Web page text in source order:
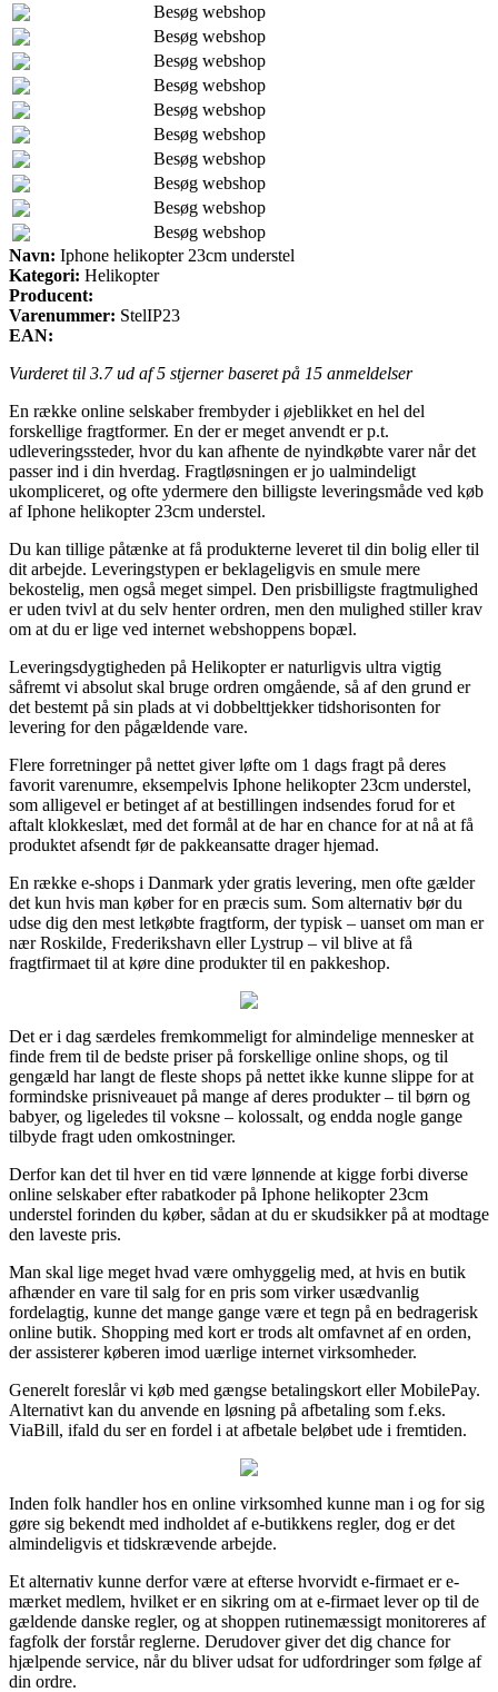
Besøg webshop
Besøg webshop
Besøg webshop
Besøg webshop
Besøg webshop
Besøg webshop
Besøg webshop
Besøg webshop
Besøg webshop
Besøg webshop
Navn: Iphone helikopter 23cm understel
Kategori: Helikopter
Producent:
Varenummer: StelIP23
EAN:
Vurderet til 3.7ud af 5 stjerner baseret på 15 anmeldelser
En række online selskaber frembyder i øjeblikket en hel del
forskellige fragtformer. En der er meget anvendt er p.t.
udleveringssteder, hvor du kan afhente de nyindkøbte varer når det
passer ind i din hverdag. Fragtløsningen er jo ualmindeligt
ukompliceret, og ofte ydermere den billigste leveringsmåde ved køb
af Iphone helikopter 23cm understel.
Du kan tillige påtænke at få produkterne leveret til din bolig eller til
dit arbejde. Leveringstypen er beklageligvis en smule mere
bekostelig, men også meget simpel. Den prisbilligste fragtmulighed
er uden tvivl at du selv henter ordren, men den mulighed stiller krav
om at du er lige ved internet webshoppens bopæl.
Leveringsdygtigheden på Helikopter er naturligvis ultra vigtig
såfremt vi absolut skal bruge ordren omgående, så af den grund er
det bestemt på sin plads at vi dobbelttjekker tidshorisonten for
levering for den pågældende vare.
Flere forretninger på nettet giver løfte om 1 dags fragt på deres
favorit varenumre, eksempelvis Iphone helikopter 23cm understel,
som alligevel er betinget af at bestillingen indsendes forud for et
aftalt klokkeslæt, med det formål at de har en chance for at nå at få
produktet afsendt før de pakkeansatte drager hjemad.
En række e-shops i Danmark yder gratis levering, men ofte gælder
det kun hvis man køber for en præcis sum. Som alternativ bør du
udse dig den mest letkøbte fragtform, der typisk – uanset om man er
nær Roskilde, Frederikshavn eller Lystrup – vil blive at få
fragtfirmaet til at køre dine produkter til en pakkeshop.
Det er i dag særdeles fremkommeligt for almindelige mennesker at
finde frem til de bedste priser på forskellige online shops, og til
gengæld har langt de fleste shops på nettet ikke kunne slippe for at
formindske prisniveauet på mange af deres produkter – til børn og
babyer, og ligeledes til voksne – kolossalt, og endda nogle gange
tilbyde fragt uden omkostninger.
Derfor kan det til hver en tid være lønnende at kigge forbi diverse
online selskaber efter rabatkoder på Iphone helikopter 23cm
understel forinden du køber, sådan at du er skudsikker på at modtage
den laveste pris.
Man skal lige meget hvad være omhyggelig med, at hvis en butik
afhænder en vare til salg for en pris som virker usædvanlig
fordelagtig, kunne det mange gange være et tegn på en bedragerisk
online butik. Shopping med kort er trods alt omfavnet af en orden,
der assisterer køberen imod uærlige internet virksomheder.
Generelt foreslår vi køb med gængse betalingskort eller MobilePay.
Alternativt kan du anvende en løsning på afbetaling som f.eks.
ViaBill, ifald du ser en fordel i at afbetale beløbet ude i fremtiden.
Inden folk handler hos en online virksomhed kunne man i og for sig
gøre sig bekendt med indholdet af e-butikkens regler, dog er det
almindeligvis et tidskrævende arbejde.
Et alternativ kunne derfor være at efterse hvorvidt e-firmaet er e-
mærket medlem, hvilket er en sikring om at e-firmaet lever op til de
gældende danske regler, og at shoppen rutinemæssigt monitoreres af
fagfolk der forstår reglerne. Derudover giver det dig chance for
hjælpende service, når du bliver udsat for udfordringer som følge af
din ordre.